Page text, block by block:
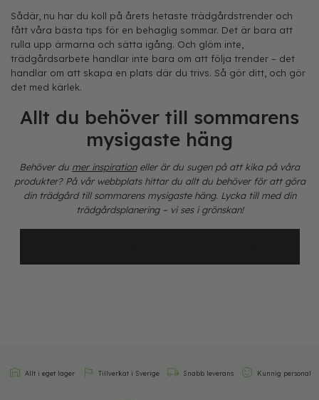
Sådär, nu har du koll på årets hetaste trädgårdstrender och
fått våra bästa tips för en behaglig sommar. Det är bara att
rulla upp ärmarna och sätta igång. Och glöm inte,
trädgårdsarbete handlar inte bara om att följa trender – det
handlar om att skapa en plats där du trivs. Så gör ditt, och gör
det med kärlek.
Allt du behöver till sommarens
mysigaste häng
Behöver du mer inspirationeller är du sugen på att kika på våra
produkter? På vår webbplats hittar du allt du behöver för att göra
din trädgård till sommarens mysigaste häng. Lycka till med din
trädgårdsplanering – vi ses i grönskan!
Allt i eget lager Tillverkat i Sverige Snabb leverans Kunnig personal